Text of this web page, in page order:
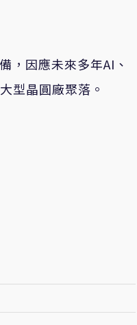
，因應未來多年AI 、
型晶圓廠聚落。